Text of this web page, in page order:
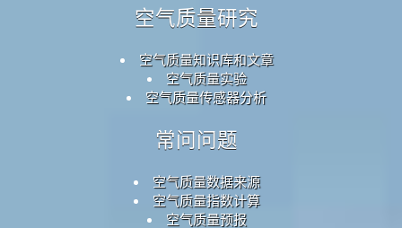
空气质量研究
空气质量知识库和文章
空气质量实验
空气质量传感器分析
常问问题
空气质量数据来源
空气质量指数计算
空气质量预报